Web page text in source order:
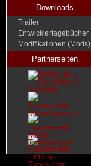
Downloads
Trailer
Entwicklertagebücher
Modifikationen (Mods)
Partnerseiten